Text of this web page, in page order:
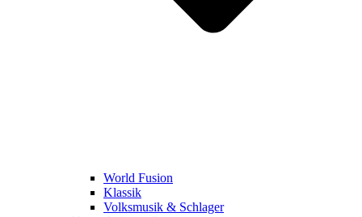
World Fusion
Klassik
Volksmusik & Schlager